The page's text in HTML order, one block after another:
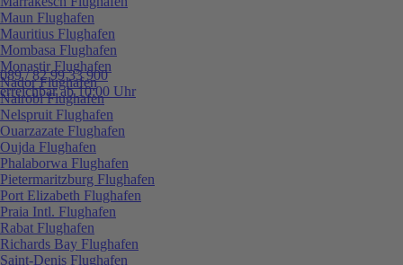
089 / 82 99 33 900
erreichbar ab 10:00 Uhr
Maun Flughafen
Mauritius Flughafen
Mombasa Flughafen
Monastir Flughafen
Nador Flughafen
Nairobi Flughafen
Nelspruit Flughafen
Ouarzazate Flughafen
Oujda Flughafen
Phalaborwa Flughafen
Pietermaritzburg Flughafen
Port Elizabeth Flughafen
Praia Intl. Flughafen
Rabat Flughafen
Richards Bay Flughafen
Saint-Denis Flughafen